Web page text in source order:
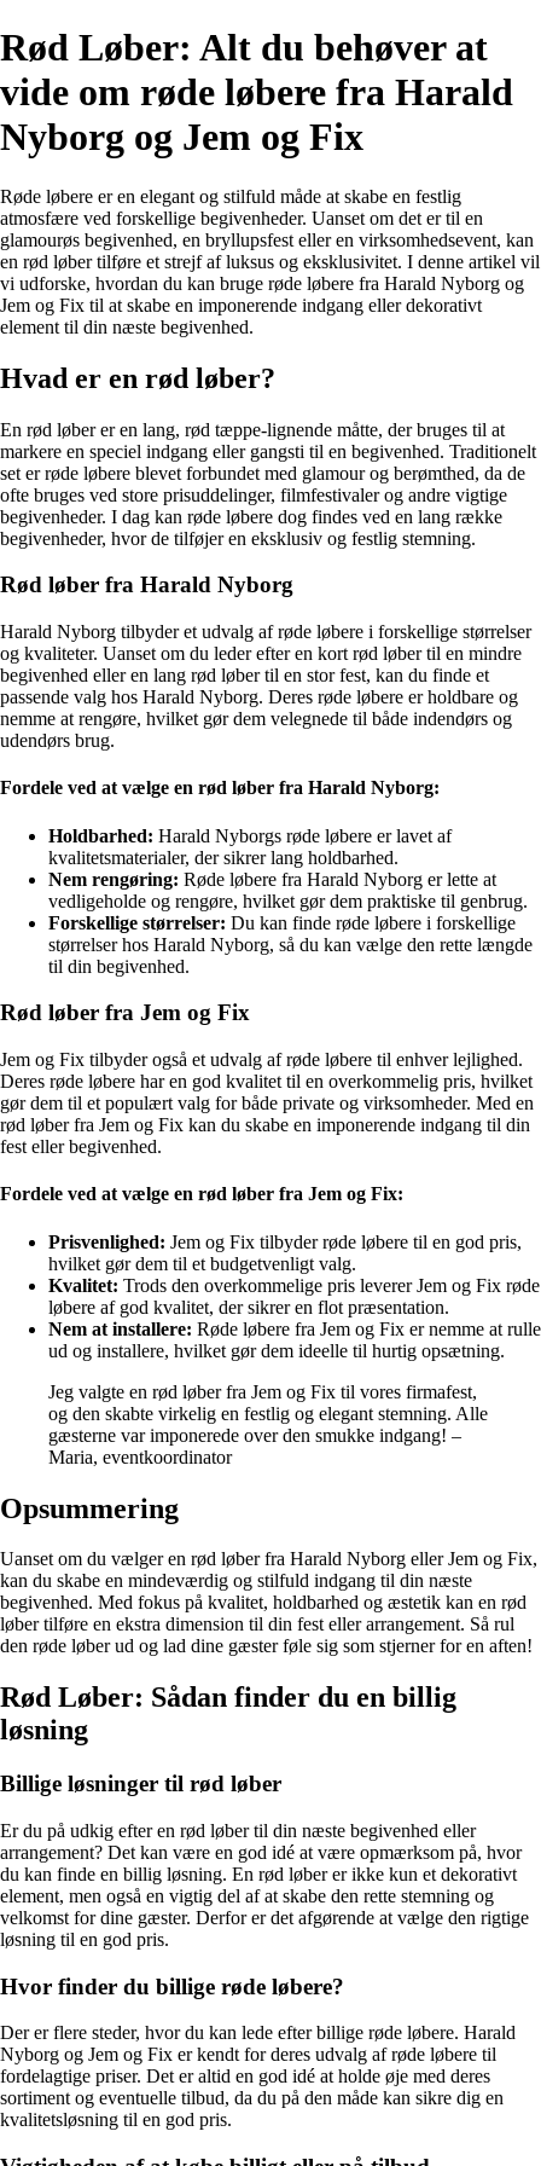
Rød Løber: Alt du behøver at
vide om røde løbere fra Harald
Nyborg og Jem og Fix
Røde løbere er en elegant og stilfuld måde at skabe en festlig
atmosfære ved forskellige begivenheder. Uanset om det er til en
glamourøs begivenhed, en bryllupsfest eller en virksomhedsevent, kan
en rød løber tilføre et strejf af luksus og eksklusivitet. I denne artikel vil
vi udforske, hvordan du kan bruge røde løbere fra Harald Nyborg og
Jem og Fix til at skabe en imponerende indgang eller dekorativt
element til din næste begivenhed.
Hvad er en rød løber?
En rød løber er en lang, rød tæppe-lignende måtte, der bruges til at
markere en speciel indgang eller gangsti til en begivenhed. Traditionelt
set er røde løbere blevet forbundet med glamour og berømthed, da de
ofte bruges ved store prisuddelinger, filmfestivaler og andre vigtige
begivenheder. I dag kan røde løbere dog findes ved en lang række
begivenheder, hvor de tilføjer en eksklusiv og festlig stemning.
Rød løber fra Harald Nyborg
Harald Nyborg tilbyder et udvalg af røde løbere i forskellige størrelser
og kvaliteter. Uanset om du leder efter en kort rød løber til en mindre
begivenhed eller en lang rød løber til en stor fest, kan du finde et
passende valg hos Harald Nyborg. Deres røde løbere er holdbare og
nemme at rengøre, hvilket gør dem velegnede til både indendørs og
udendørs brug.
Fordele ved at vælge en rød løber fra Harald Nyborg:
Holdbarhed: Harald Nyborgs røde løbere er lavet af
kvalitetsmaterialer, der sikrer lang holdbarhed.
Nem rengøring: Røde løbere fra Harald Nyborg er lette at
vedligeholde og rengøre, hvilket gør dem praktiske til genbrug.
Forskellige størrelser: Du kan finde røde løbere i forskellige
størrelser hos Harald Nyborg, så du kan vælge den rette længde
til din begivenhed.
Rød løber fra Jem og Fix
Jem og Fix tilbyder også et udvalg af røde løbere til enhver lejlighed.
Deres røde løbere har en god kvalitet til en overkommelig pris, hvilket
gør dem til et populært valg for både private og virksomheder. Med en
rød løber fra Jem og Fix kan du skabe en imponerende indgang til din
fest eller begivenhed.
Fordele ved at vælge en rød løber fra Jem og Fix:
Prisvenlighed: Jem og Fix tilbyder røde løbere til en god pris,
hvilket gør dem til et budgetvenligt valg.
Kvalitet: Trods den overkommelige pris leverer Jem og Fix røde
løbere af god kvalitet, der sikrer en flot præsentation.
Nem at installere: Røde løbere fra Jem og Fix er nemme at rulle
ud og installere, hvilket gør dem ideelle til hurtig opsætning.
Jeg valgte en rød løber fra Jem og Fix til vores firmafest,
og den skabte virkelig en festlig og elegant stemning. Alle
gæsterne var imponerede over den smukke indgang! –
Maria, eventkoordinator
Opsummering
Uanset om du vælger en rød løber fra Harald Nyborg eller Jem og Fix,
kan du skabe en mindeværdig og stilfuld indgang til din næste
begivenhed. Med fokus på kvalitet, holdbarhed og æstetik kan en rød
løber tilføre en ekstra dimension til din fest eller arrangement. Så rul
den røde løber ud og lad dine gæster føle sig som stjerner for en aften!
Rød Løber: Sådan finder du en billig
løsning
Billige løsninger til rød løber
Er du på udkig efter en rød løber til din næste begivenhed eller
arrangement? Det kan være en god idé at være opmærksom på, hvor
du kan finde en billig løsning. En rød løber er ikke kun et dekorativt
element, men også en vigtig del af at skabe den rette stemning og
velkomst for dine gæster. Derfor er det afgørende at vælge den rigtige
løsning til en god pris.
Hvor finder du billige røde løbere?
Der er flere steder, hvor du kan lede efter billige røde løbere. Harald
Nyborg og Jem og Fix er kendt for deres udvalg af røde løbere til
fordelagtige priser. Det er altid en god idé at holde øje med deres
sortiment og eventuelle tilbud, da du på den måde kan sikre dig en
kvalitetsløsning til en god pris.